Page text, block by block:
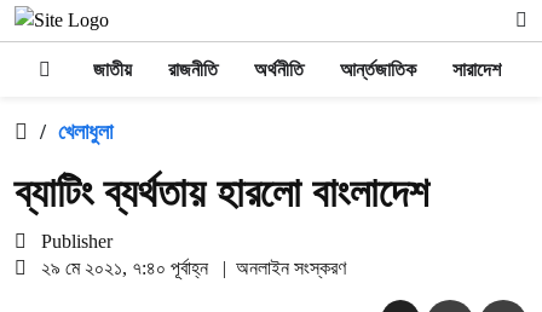
জাতীয় রাজনীতি অর্থনীতি আর্ন্তজাতিক সারাদেশ
/ খেলাধুলা
ব্যাটিং ব্যর্থতায় হারলো বাংলাদেশ
Publisher
২৯ মে ২০২১, ৭:৪০ পূর্বাহ্ন
| অনলাইন সংস্করণ